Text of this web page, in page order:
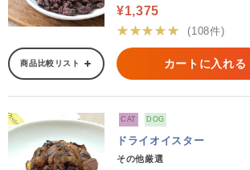
¥1,375
★★★★★
(108件)
商品比較リスト カートに入れる
CAT DOG
ドライオイスター
その他厳選